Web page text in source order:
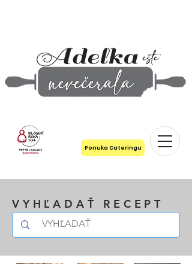
Ponuka Cateringu
VYHĽADAŤ RECEPT